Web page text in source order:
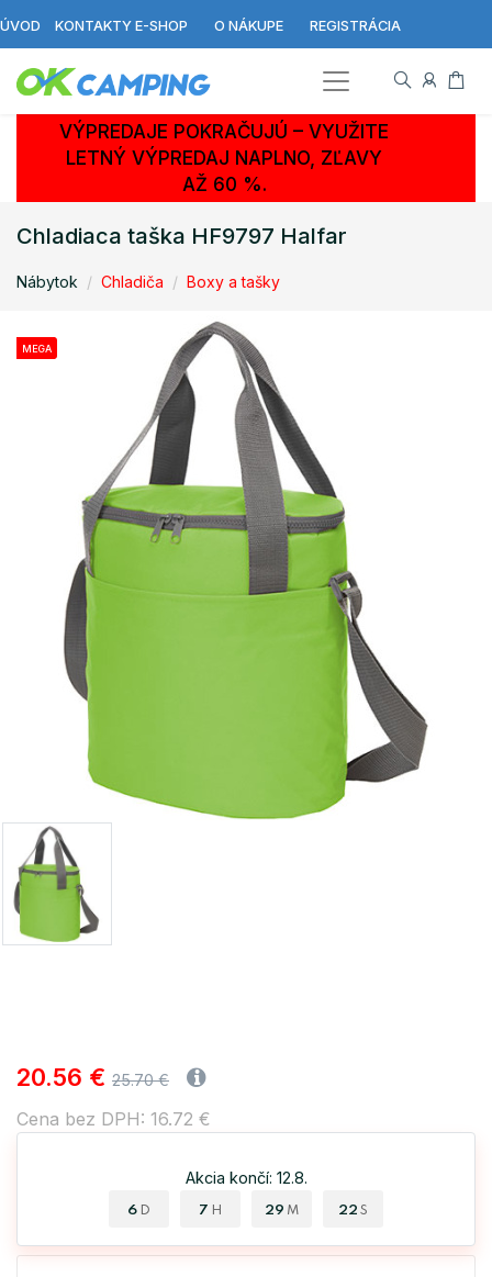
ÚVOD KONTAKTY E-SHOP O NÁKUPE REGISTRÁCIA
VÝPREDAJE POKRAČUJÚ – VYUŽITE
LETNÝ VÝPREDAJ NAPLNO, ZĽAVY
AŽ 60 %.
Chladiaca taška HF9797 Halfar
Nábytok Chladiča Boxy a tašky
MEGA
20.56 € 25.70 €
Cena bez DPH: 16.72 €
Akcia končí: 12.8.
6 D 7 H 29 M 22 S